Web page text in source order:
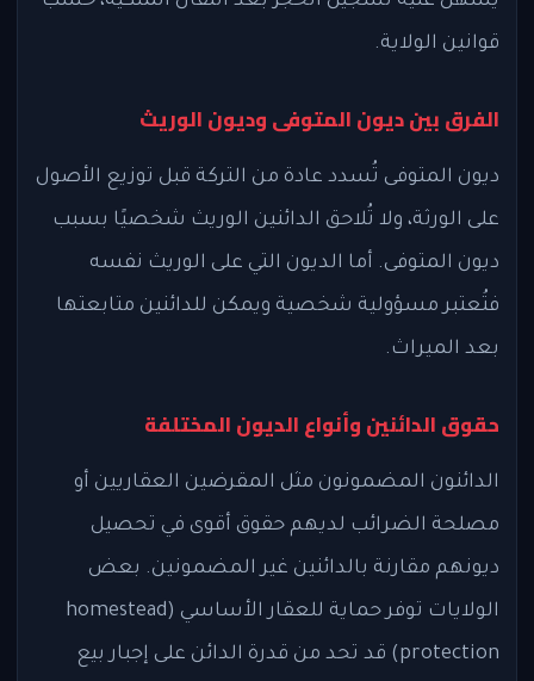
قوانين الولاية.
الفرق بين ديون المتوفى وديون الوريث
ديون المتوفى تُسدد عادة من التركة قبل توزيع الأصول
على الورثة، ولا تُلاحق الدائنين الوريث شخصيًا بسبب
ديون المتوفى. أما الديون التي على الوريث نفسه
فتُعتبر مسؤولية شخصية ويمكن للدائنين متابعتها
بعد الميراث.
حقوق الدائنين وأنواع الديون المختلفة
الدائنون المضمونون مثل المقرضين العقاريين أو
مصلحة الضرائب لديهم حقوق أقوى في تحصيل
ديونهم مقارنة بالدائنين غير المضمونين. بعض
الولايات توفر حماية للعقار الأساسي (homestead
protection) قد تحد من قدرة الدائن على إجبار بيع